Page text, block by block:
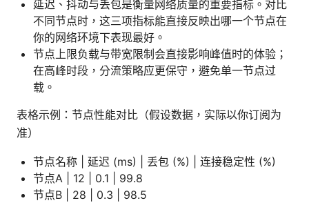
延迟、抖动与丢包是衡量网络质量的重要指标。对比
不同节点时，这三项指标能直接反映出哪一个节点在
你的网络环境下表现最好。
节点上限负载与带宽限制会直接影响峰值时的体验；
在高峰时段，分流策略应更保守，避免单一节点过
载。
表格示例：节点性能对比（假设数据，实际以你订阅为
准）
节点名称 | 延迟 (ms) | 丢包 (%) | 连接稳定性 (%)
节点A | 12 | 0.1 | 99.8
节点B | 28 | 0.3 | 98.5